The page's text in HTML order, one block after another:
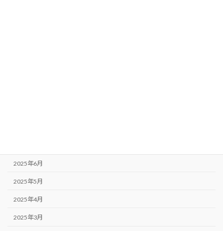
2025年6月
2025年5月
2025年4月
2025年3月